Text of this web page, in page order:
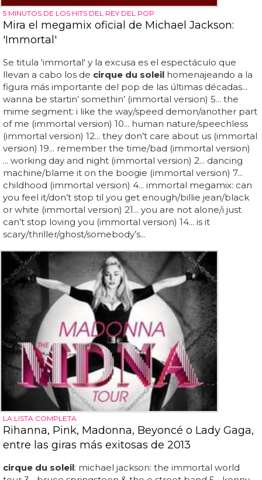
5 MINUTOS DE LOS HITS DEL REY DEL POP
Mira el megamix oficial de Michael Jackson:
'Immortal'
Se titula 'immortal' y la excusa es el espectáculo que
llevan a cabo los de cirque du soleil homenajeando a la
figura más importante del pop de las últimas décadas...
wanna be startin’ somethin’ (immortal version) 5... the
mime segment: i like the way/speed demon/another part
of me (immortal version) 10... human nature/speechless
(immortal version) 12... they don’t care about us (immortal
version) 19... remember the time/bad (immortal version)
... working day and night (immortal version) 2... dancing
machine/blame it on the boogie (immortal version) 7...
childhood (immortal version) 4... immortal megamix: can
you feel it/don’t stop til you get enough/billie jean/black
or white (immortal version) 21... you are not alone/i just
can’t stop loving you (immortal version) 14... is it
scary/thriller/ghost/somebody’s...
LA LISTA COMPLETA
Rihanna, Pink, Madonna, Beyoncé o Lady Gaga,
entre las giras más exitosas de 2013
cirque du soleil: michael jackson: the immortal world